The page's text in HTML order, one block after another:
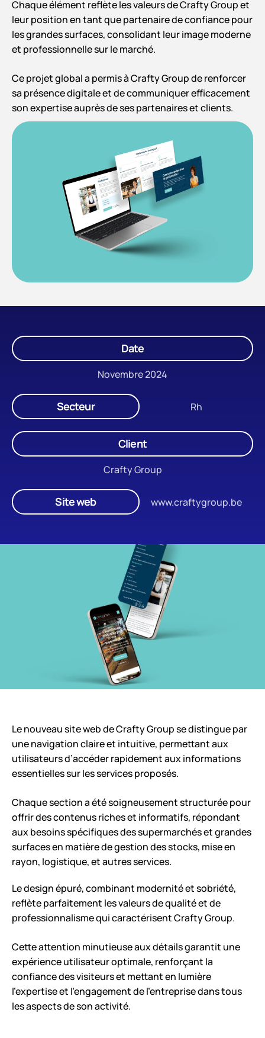
Chaque élément reflète les valeurs de Crafty Group et
leur position en tant que partenaire de confiance pour
les grandes surfaces, consolidant leur image moderne
et professionnelle sur le marché.
Ce projet global a permis à Crafty Group de renforcer
sa présence digitale et de communiquer efficacement
son expertise auprès de ses partenaires et clients.
Date
Novembre 2024
Secteur Rh
Client
Crafty Group
Site web www.craftygroup.be
Le nouveau site web de Crafty Group se distingue par
une navigation claire et intuitive, permettant aux
utilisateurs d’accéder rapidement aux informations
essentielles sur les services proposés.
Chaque section a été soigneusement structurée pour
offrir des contenus riches et informatifs, répondant
aux besoins spécifiques des supermarchés et grandes
surfaces en matière de gestion des stocks, mise en
rayon, logistique, et autres services.
Le design épuré, combinant modernité et sobriété,
reflète parfaitement les valeurs de qualité et de
professionnalisme qui caractérisent Crafty Group.
Cette attention minutieuse aux détails garantit une
expérience utilisateur optimale, renforçant la
confiance des visiteurs et mettant en lumière
l’expertise et l’engagement de l’entreprise dans tous
les aspects de son activité.